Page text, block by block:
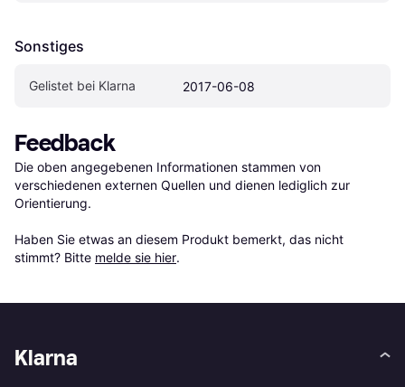
Sonstiges
Gelistet bei Klarna 2017-06-08
Feedback
Die oben angegebenen Informationen stammen von
verschiedenen externen Quellen und dienen lediglich zur
Orientierung.
Haben Sie etwas an diesem Produkt bemerkt, das nicht
stimmt? Bitte melde sie hier.
Klarna